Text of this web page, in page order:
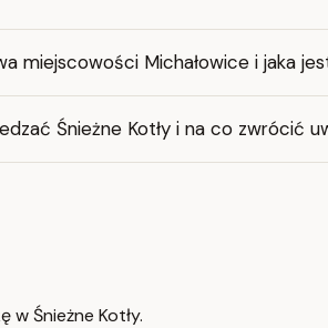
miejscowości Michałowice i jaka
Śnieżne Kotły i na co zwrócić
Śnieżne Kotły.